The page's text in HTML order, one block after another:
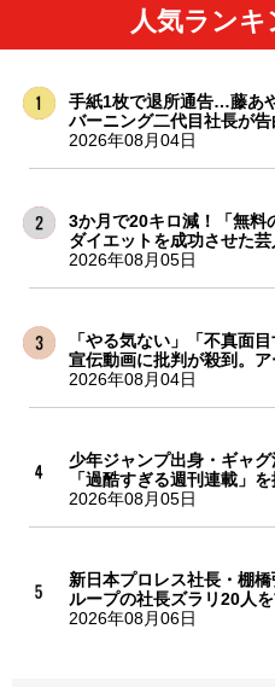
人気ランキ
手紙1枚で退所通告…藤あ
バーニング二代目社長が
2026年08月04日
3か月で20キロ減！「無料
ダイエットを成功させた
2026年08月05日
「やる気ない」「不真面
宣伝動画に批判が殺到。
2026年08月04日
少年ジャンプ出身・ギャ
「過酷すぎる週刊連載」
2026年08月05日
新日本プロレス社長・棚
ループの社長ズラリ20人
2026年08月06日